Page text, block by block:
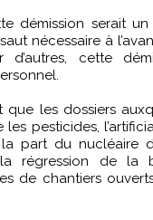
démission serait
nécessaire à
d’autres, cette
que les dossiers
les pesticides,
part du nucléaire
régression de la
de chantiers